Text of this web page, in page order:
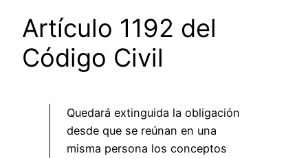
Artículo 1192 del
Código Civil
Quedará extinguida la obligación
desde que se reúnan en una
misma persona los conceptos